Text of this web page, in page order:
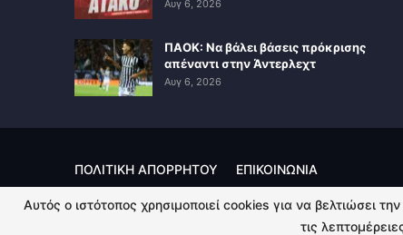
Αυγ 6, 2026
ΠΑΟΚ: Να βάλει βάσεις πρόκρισης
απέναντι στην Άντερλεχτ
Αυγ 6, 2026
ΠΟΛΙΤΙΚΗ ΑΠΟΡΡΗΤΟΥ ΕΠΙΚΟΙΝΩΝΙΑ
© 2026 - Kingsport.gr. All Rights Reserved.
Αυτός ο ιστότοπος χρησιμοποιεί cookies για να βελτιώσει
τις